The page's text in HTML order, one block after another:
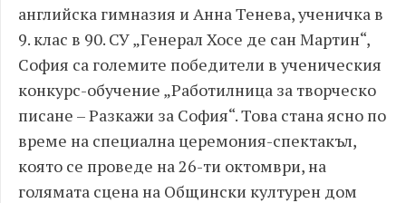
английска гимназия и Анна Тенева, ученичка в
9. клас в 90. СУ „Генерал Хосе де сан Мартин“,
София са големите победители в ученическия
конкурс-обучение „Работилница за творческо
писане – Разкажи за София“. Това стана ясно по
време на специална церемония-спектакъл,
която се проведе на 26-ти октомври, на
голямата сцена на Общински културен дом